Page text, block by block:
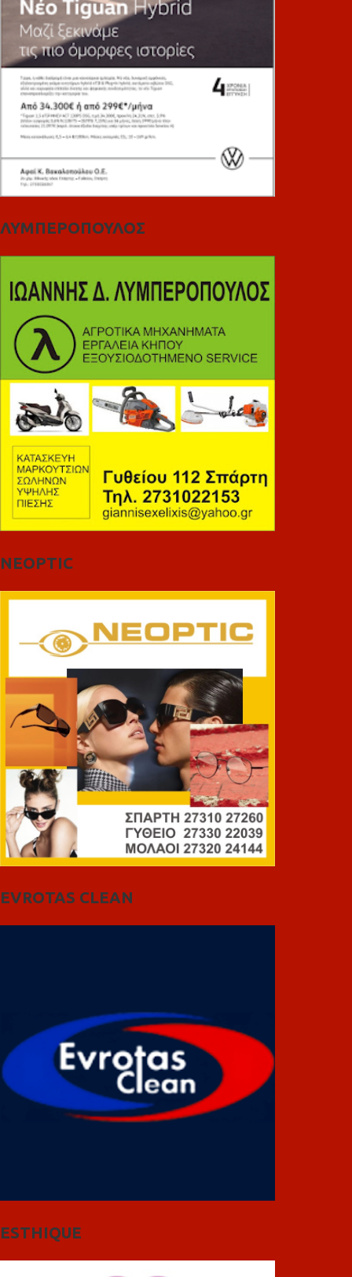
ΛΥΜΠΕΡΟΠΟΥΛΟΣ
NEOPTIC
EVROTAS CLEAN
ESTHIQUE